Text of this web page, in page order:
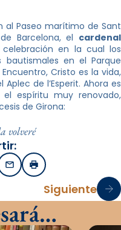
al Paseo marítimo de Sant
Barcelona, el cardenal
en la cual los
bautismales en el Parque
Cristo es la vida,
de l’Esperit. Ahora es
espíritu muy renovado,
de Girona:
volveré
EmailImprimir
Siguiente